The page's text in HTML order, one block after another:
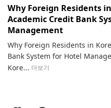
Why Foreign Residents
Academic Credit Bank
Management
Why Foreign Residents in
Bank System for Hotel
Kore... 더보기